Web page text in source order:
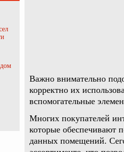
Важно внимательно
корректно их
вспомогательные
Многих покупателей
которые обеспечивают
данных помещений.